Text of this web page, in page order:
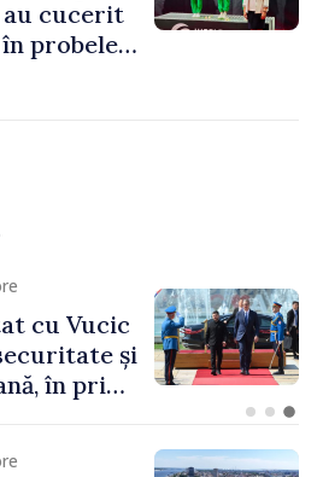
cucerit
probele
la
în